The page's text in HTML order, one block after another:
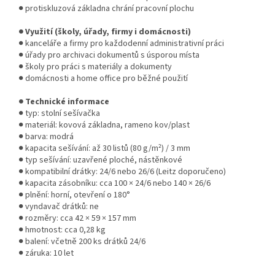
● protiskluzová základna chrání pracovní plochu
● Využití (školy, úřady, firmy i domácnosti)
● kanceláře a firmy pro každodenní administrativní práci
● úřady pro archivaci dokumentů s úsporou místa
● školy pro práci s materiály a dokumenty
● domácnosti a home office pro běžné použití
● Technické informace
● typ: stolní sešívačka
● materiál: kovová základna, rameno kov/plast
● barva: modrá
● kapacita sešívání: až 30 listů (80 g/m²) / 3 mm
● typ sešívání: uzavřené ploché, nástěnkové
● kompatibilní drátky: 24/6 nebo 26/6 (Leitz doporučeno)
● kapacita zásobníku: cca 100 × 24/6 nebo 140 × 26/6
● plnění: horní, otevření o 180°
● vyndavač drátků: ne
● rozměry: cca 42 × 59 × 157 mm
● hmotnost: cca 0,28 kg
● balení: včetně 200 ks drátků 24/6
● záruka: 10 let